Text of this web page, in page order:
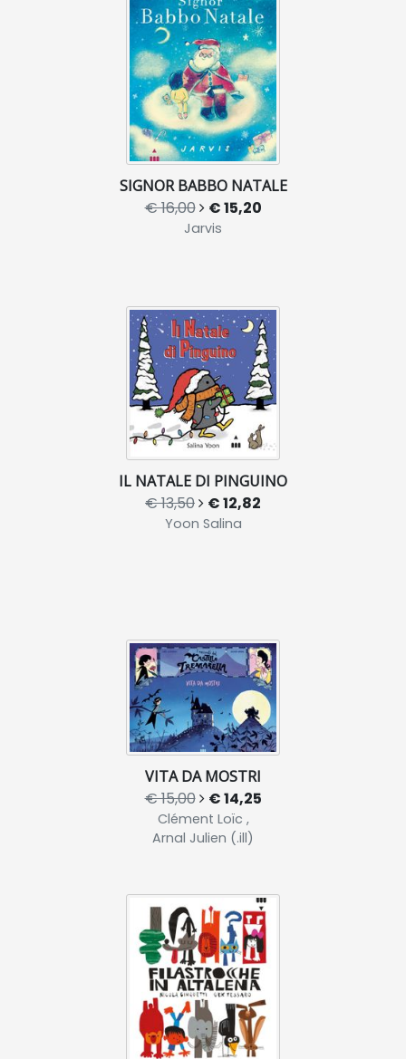
SIGNOR BABBO NATALE
€ 16,00 € 15,20
Jarvis
IL NATALE DI PINGUINO
€ 13,50 € 12,82
Yoon Salina
VITA DA MOSTRI
€ 15,00 € 14,25
Clément Loïc ,
Arnal Julien (.ill)